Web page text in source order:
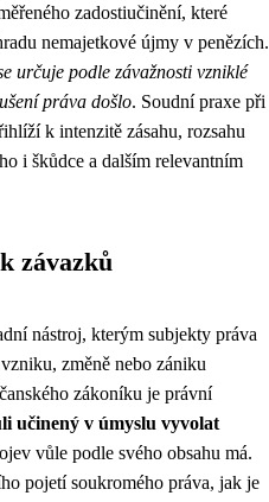
zadostiučinění, které
nemajetkové újmy v penězích.
určuje podle závažnosti vzniklé
práva došlo. Soudní praxe při
k intenzitě zásahu, rozsahu
i škůdce a dalším relevantním
závazků
nástroj, kterým subjekty práva
změně nebo zániku
zákoníku je právní
učinený v úmyslu vyvolat
vůle podle svého obsahu má.
pojetí soukromého práva, jak je